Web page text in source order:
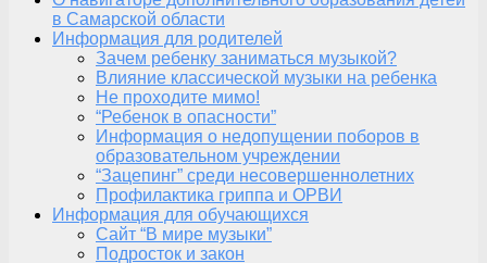
в Самарской области
Информация для родителей
Зачем ребенку заниматься музыкой?
Влияние классической музыки на ребенка
Не проходите мимо!
“Ребенок в опасности”
Информация о недопущении поборов в
образовательном учреждении
“Зацепинг” среди несовершеннолетних
Профилактика гриппа и ОРВИ
Информация для обучающихся
Сайт “В мире музыки”
Подросток и закон